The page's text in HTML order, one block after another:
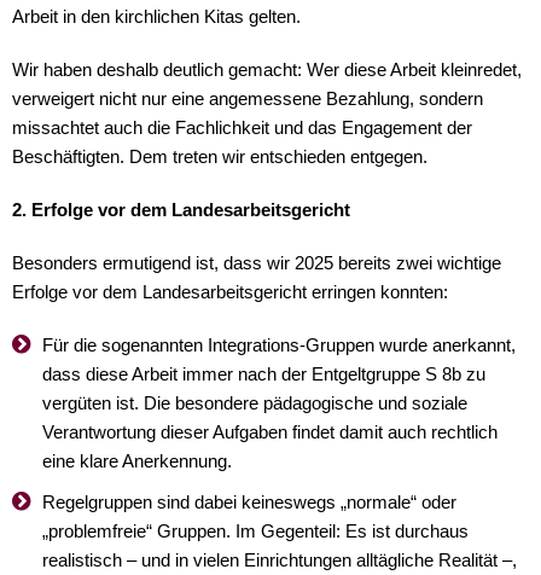
Arbeit in den kirchlichen Kitas gelten.
Wir haben deshalb deutlich gemacht: Wer diese Arbeit kleinredet,
verweigert nicht nur eine angemessene Bezahlung, sondern
missachtet auch die Fachlichkeit und das Engagement der
Beschäftigten. Dem treten wir entschieden entgegen.
2. Erfolge vor dem Landesarbeitsgericht
Besonders ermutigend ist, dass wir 2025 bereits zwei wichtige
Erfolge vor dem Landesarbeitsgericht erringen konnten:
Für die sogenannten Integrations-Gruppen wurde anerkannt,
dass diese Arbeit immer nach der Entgeltgruppe S 8b zu
vergüten ist. Die besondere pädagogische und soziale
Verantwortung dieser Aufgaben findet damit auch rechtlich
eine klare Anerkennung.
Regelgruppen sind dabei keineswegs „normale“ oder
„problemfreie“ Gruppen. Im Gegenteil: Es ist durchaus
realistisch – und in vielen Einrichtungen alltägliche Realität –,